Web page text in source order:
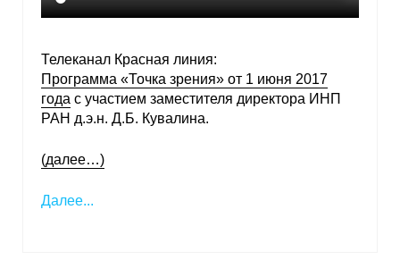
Телеканал Красная линия:
Программа «Точка зрения» от 1 июня 2017
года с участием заместителя директора ИНП
РАН д.э.н. Д.Б. Кувалина.
(далее…)
Далее...